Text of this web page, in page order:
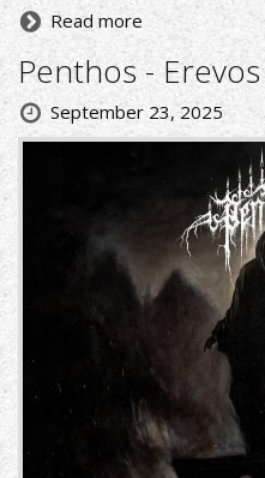
Read more
Penthos - Erevos
September 23, 2025